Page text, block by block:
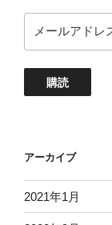
ー
ド
購読
アーカイブ
2021年1月